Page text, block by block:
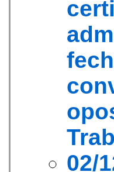
02/